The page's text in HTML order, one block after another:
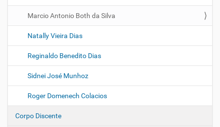
Marcio Antonio Both da Silva
Natally Vieira Dias
Reginaldo Benedito Dias
Sidnei José Munhoz
Roger Domenech Colacios
Corpo Discente